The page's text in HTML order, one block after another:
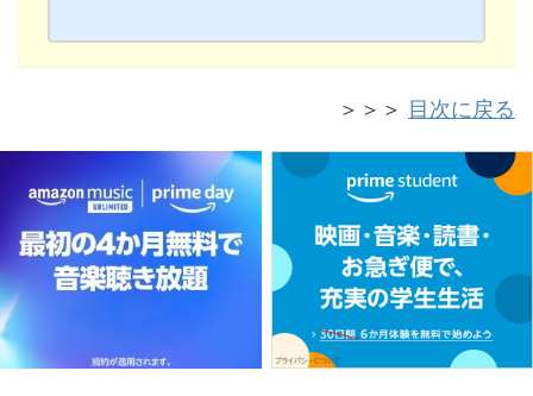
＞＞＞ 目次に戻る